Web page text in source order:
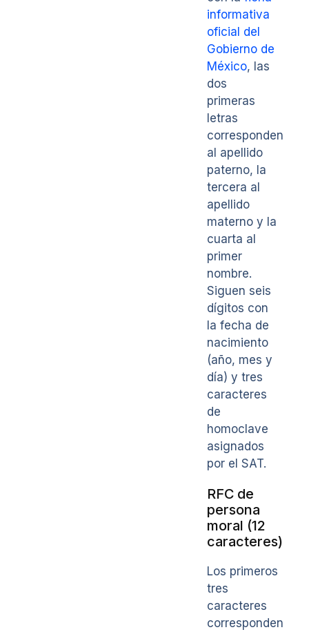
informativa
oficial del
Gobierno de
México, las
dos
primeras
letras
corresponden
al apellido
paterno, la
tercera al
apellido
materno y la
cuarta al
primer
nombre.
Siguen seis
dígitos con
la fecha de
nacimiento
(año, mes y
día) y tres
caracteres
de
homoclave
asignados
por el SAT.
RFC de
persona
moral (12
caracteres)
Los primeros
tres
caracteres
corresponden